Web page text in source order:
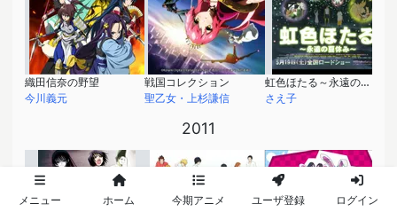
織田信奈の野望
今川義元
戦国コレクション
聖乙女・上杉謙信
虹色ほたる～永遠の夏休み～
さえ子
2011
メニュー ホーム 今期アニメ ユーザ登録 ログイン